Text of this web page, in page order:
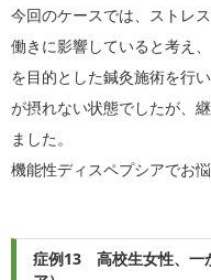
今回のケースでは、ストレ
働きに影響していると考え
を目的とした鍼灸施術を行
が摂れない状態でしたが、
ました。
機能性ディスペプシアでお
症例13 高校生女性、一